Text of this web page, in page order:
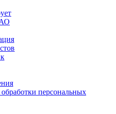
персональных